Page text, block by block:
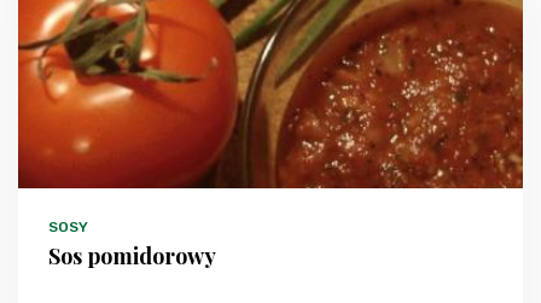
SOSY
Sos pomidorowy